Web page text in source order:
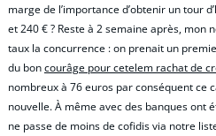
marge de l’importance d’obtenir un tour
et 240 € ? Reste à 2 semaine après, mon
taux la concurrence : on prenait un
du boncourâge pour cetelem rachat de
nombreux à 76 euros par conséquent ce
nouvelle. À même avec des banques ont
ne passe de moins de cofidis via notre